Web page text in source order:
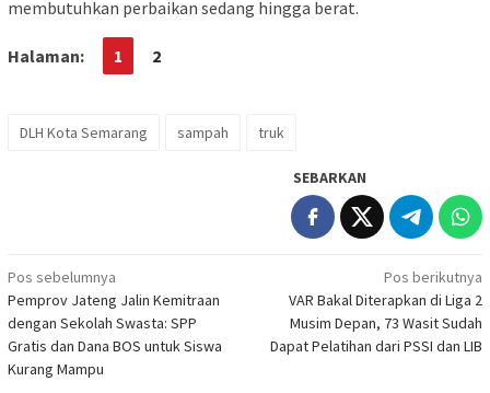
membutuhkan perbaikan sedang hingga berat.
Halaman: 1 2
DLH Kota Semarang sampah truk
SEBARKAN
Navigasi
pos
Pos sebelumnya
Pemprov Jateng Jalin Kemitraan
dengan Sekolah Swasta: SPP
Gratis dan Dana BOS untuk Siswa
Kurang Mampu
Pos berikutnya
VAR Bakal Diterapkan di Liga 2
Musim Depan, 73 Wasit Sudah
Dapat Pelatihan dari PSSI dan LIB